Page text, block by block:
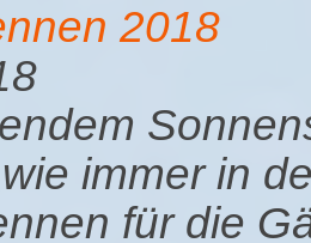
2018
immer in
für die